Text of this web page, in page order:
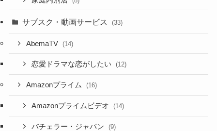
サブスク・動画サービス (33)
AbemaTV (14)
恋愛ドラマな恋がしたい (12)
Amazonプライム (16)
Amazonプライムビデオ (14)
バチェラー・ジャパン (9)